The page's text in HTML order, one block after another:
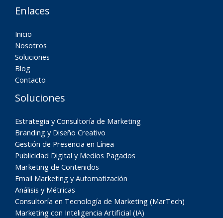
Enlaces
Inicio
Nosotros
Soluciones
Blog
Contacto
Soluciones
Estrategia y Consultoría de Marketing
Branding y Diseño Creativo
Gestión de Presencia en Línea
Publicidad Digital y Medios Pagados
Marketing de Contenidos
Email Marketing y Automatización
Análisis y Métricas
Consultoría en Tecnología de Marketing (MarTech)
Marketing con Inteligencia Artificial (IA)